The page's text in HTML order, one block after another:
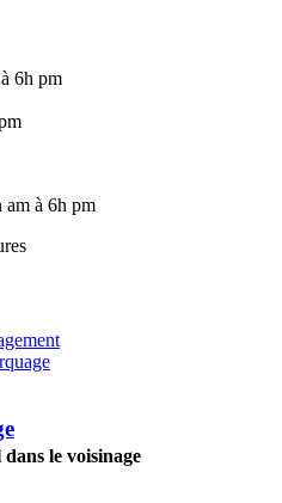
6h pm
am à 6h pm
le voisinage